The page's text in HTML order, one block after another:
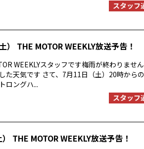
スタッフ
） THE MOTOR WEEKLY放送予告！
WEEKLYスタッフです梅雨が終わりませ
た天気です さて、7月11日（土）20時から
ロングハ...
スタッフ
THE MOTOR WEEKLY放送予告！